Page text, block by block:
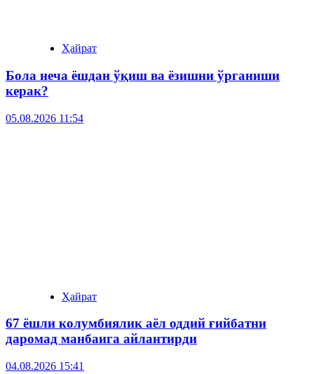
Ҳайрат
Бола неча ёшдан ўқиш ва ёзишни ўрганиши
керак?
05.08.2026 11:54
Ҳайрат
67 ёшли колумбиялик аёл оддий ғийбатни
даромад манбаига айлантирди
04.08.2026 15:41